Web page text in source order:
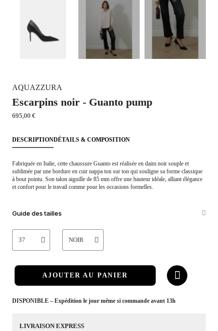
Escarpins noir - Guanto pump
AQUAZZURA
695,00 €
DESCRIPTIONDÉTAILS & COMPOSITION
Fabriquée en Italie, cette chaussure Guanto est réalisée en daim noir souple et
sublimée par une bordure en cuir nappa ton sur ton qui souligne sa forme classique
à bout pointu. Son talon aiguille de 85 mm offre une hauteur idéale, alliant élégance
et confort pour le travail comme pour les occasions formelles.
Guide des tailles
AJOUTER AU PANIER
DISPONIBLE – Expédition le jour même si commande avant 13h
LIVRAISON EXPRESS